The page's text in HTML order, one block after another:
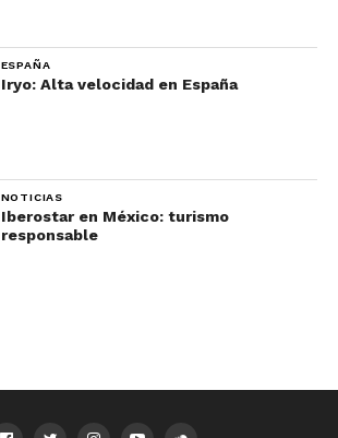
ESPAÑA
Iryo: Alta velocidad en España
NOTICIAS
Iberostar en México: turismo
responsable